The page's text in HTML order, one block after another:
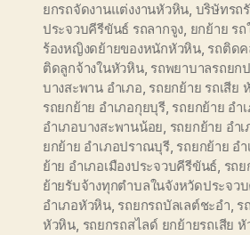
ยกรถจัดงานแต่งงานหัวหิน, บริษัทรถ
ประจวบคีรีขันธ์ รถลากจูง, ยกย้าย ร
ร้องหญิงดย้ายของหนักหัวหิน, รถติด
ติดลูกจ้างในหัวหิน, รถพยาบาลรถยก
บางสะพาน อำเภอ, รถยกย้าย รถเสีย
รถยกย้าย อำเภอกุยบุรี, รถยกย้าย อำ
อำเภอบางสะพานน้อย, รถยกย้าย อำ
ยกย้าย อำเภอปราณบุรี, รถยกย้าย อ
ย้าย อำเภอเมืองประจวบคีรีขันธ์, รถ
ย้ายรับจ้างทุกตำบลในจังหวัดประจว
อำเภอหัวหิน, รถยกรถบัลเลต์ชะอำ, ร
หัวหิน, รถยกรถสไลด์ ยกย้ายรถเสีย